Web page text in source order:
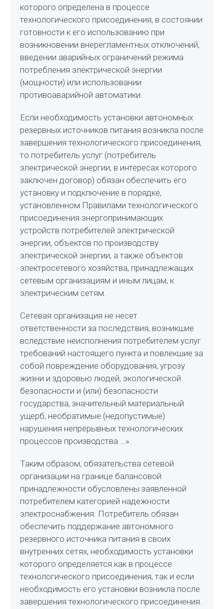
которого определена в процессе
технологического присоединения, в состоянии
готовности к его использованию при
возникновении внерегламентных отключений,
введении аварийных ограничений режима
потребления электрической энергии
(мощности) или использовании
противоаварийной автоматики.
Если необходимость установки автономных
резервных источников питания возникла после
завершения технологического присоединения,
то потребитель услуг (потребитель
электрической энергии, в интересах которого
заключен договор) обязан обеспечить его
установку и подключение в порядке,
установленном Правилами технологического
присоединения энергопринимающих
устройств потребителей электрической
энергии, объектов по производству
электрической энергии, а также объектов
электросетевого хозяйства, принадлежащих
сетевым организациям и иным лицам, к
электрическим сетям.
Сетевая организация не несет
ответственности за последствия, возникшие
вследствие неисполнения потребителем услуг
требований настоящего пункта и повлекшие за
собой повреждение оборудования, угрозу
жизни и здоровью людей, экологической
безопасности и (или) безопасности
государства, значительный материальный
ущерб, необратимые (недопустимые)
нарушения непрерывных технологических
процессов производства …».
Таким образом, обязательства сетевой
организации на границе балансовой
принадлежности обусловлены заявленной
потребителем категорией надежности
электроснабжения. Потребитель обязан
обеспечить поддержание автономного
резервного источника питания в своих
внутренних сетях, необходимость установки
которого определяется как в процессе
технологического присоединения, так и если
необходимость его установки возникла после
завершения технологического присоединения.